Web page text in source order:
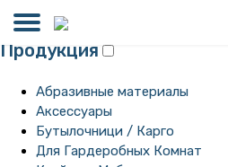
Продукция
Абразивные материалы
Аксессуары
Бутылочници / Карго
Для Гардеробных Комнат